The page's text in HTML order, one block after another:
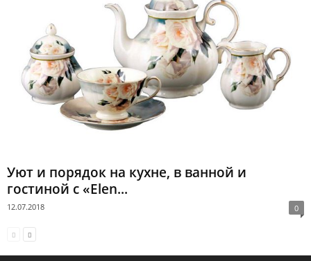
Уют и порядок на кухне, в ванной и
гостиной с «Elen...
12.07.2018 0